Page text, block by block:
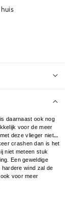
daarnaast ook nog
voor de meer
deze vlieger niet
crashen dan is het
niet meteen stuk
Een geweldige
wind zal de
voor meer